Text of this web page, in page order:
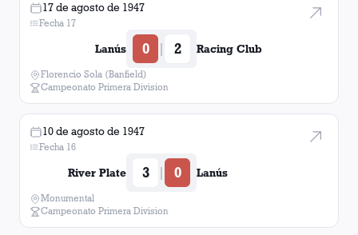
17 de agosto de 1947
Fecha 17
Lanús 0 | 2 Racing Club
Florencio Sola (Banfield)
Campeonato Primera Division
10 de agosto de 1947
Fecha 16
River Plate 3 | 0 Lanús
Monumental
Campeonato Primera Division